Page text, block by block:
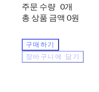
주문 수량 0개
총 상품 금액 0원
구매하기
장바구니에 담기